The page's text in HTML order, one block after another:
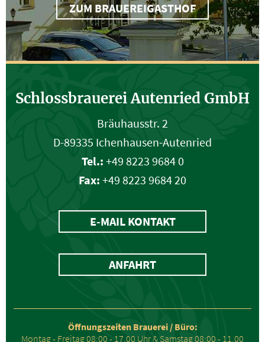
ZUM BRAUEREIGASTHOF
E-MAIL KONTAKT
Schlossbrauerei Autenried GmbH
Bräuhausstr. 2
D-89335 Ichenhausen-Autenried
Tel.: +49 8223 9684 0
Fax: +49 8223 9684 20
ANFAHRT
Öffnungszeiten Brauerei / Büro:
Montag - Freitag 08:00 - 17.00 Uhr & Samstag 08:00 - 11.00